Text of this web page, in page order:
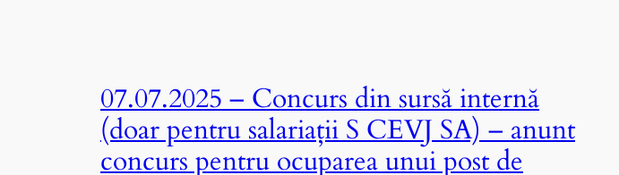
07.07.2025 – Concurs din sursă internă
(doar pentru salariații S CEVJ SA) – anunt
concurs pentru ocuparea unui post de